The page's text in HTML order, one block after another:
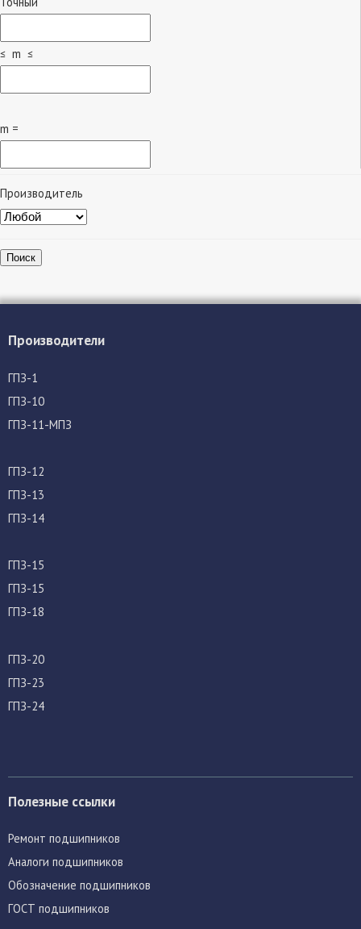
≤ m ≤
m =
Производитель
Поиск
Производители
ГПЗ-1
ГПЗ-10
ГПЗ-11-МПЗ
ГПЗ-12
ГПЗ-13
ГПЗ-14
ГПЗ-15
ГПЗ-15
ГПЗ-18
ГПЗ-20
ГПЗ-23
ГПЗ-24
Полезные ссылки
Ремонт подшипников
Аналоги подшипников
Обозначение подшипников
ГОСТ подшипников